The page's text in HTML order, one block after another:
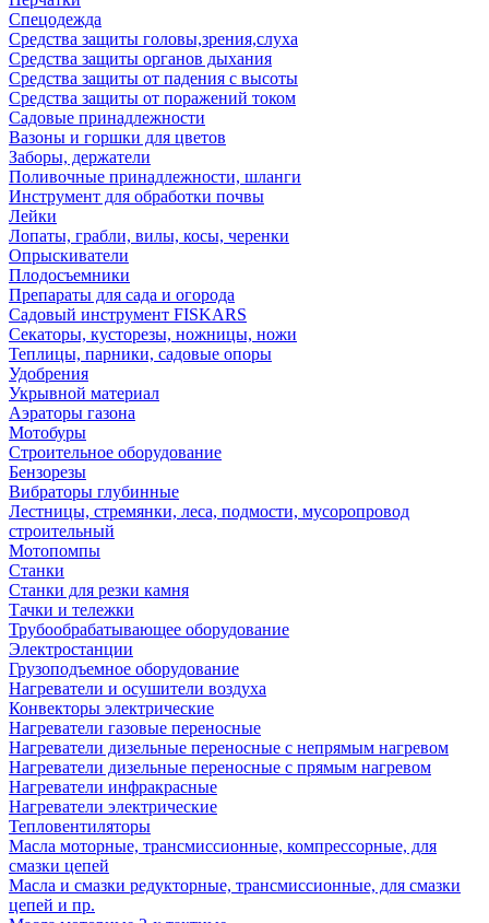
Спецодежда
Средства защиты головы,зрения,слуха
Средства защиты органов дыхания
Средства защиты от падения с высоты
Средства защиты от поражений током
Садовые принадлежности
Вазоны и горшки для цветов
Заборы, держатели
Поливочные принадлежности, шланги
Инструмент для обработки почвы
Лейки
Лопаты, грабли, вилы, косы, черенки
Опрыскиватели
Плодосъемники
Препараты для сада и огорода
Садовый инструмент FISKARS
Секаторы, кусторезы, ножницы, ножи
Теплицы, парники, садовые опоры
Удобрения
Укрывной материал
Аэраторы газона
Мотобуры
Строительное оборудование
Бензорезы
Вибраторы глубинные
Лестницы, стремянки, леса, подмости, мусоропровод
строительный
Мотопомпы
Станки
Станки для резки камня
Тачки и тележки
Трубообрабатывающее оборудование
Электростанции
Грузоподъемное оборудование
Нагреватели и осушители воздуха
Конвекторы электрические
Нагреватели газовые переносные
Нагреватели дизельные переносные с непрямым нагревом
Нагреватели дизельные переносные с прямым нагревом
Нагреватели инфракрасные
Нагреватели электрические
Тепловентиляторы
Масла моторные, трансмиссионные, компрессорные, для
смазки цепей
Масла и смазки редукторные, трансмиссионные, для смазки
цепей и пр.